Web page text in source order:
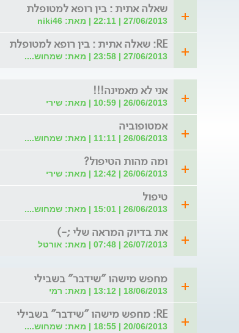
שאלה אתית : בין רופא למטופלת
27/06/2013 | 22:11 | מאת: niki46
RE: שאלה אתית : בין רופא למטופלת
27/06/2013 | 23:58 | מאת: שמחוש....
אני לא מאמינה!!!
26/06/2013 | 10:59 | מאת: שירי
אמטופוביה
26/06/2013 | 11:11 | מאת: שמחוש....
ומה מהות הטיפול?
26/06/2013 | 12:42 | מאת: שירי
טיפול
26/06/2013 | 15:01 | מאת: שמחוש....
את בדיוק המראה שלי ;-)
26/07/2013 | 07:48 | מאת: אורטל
מחפש מישהו "שידבר" בשבילי
18/06/2013 | 13:12 | מאת: רמי
RE: מחפש מישהו "שידבר" בשבילי
20/06/2013 | 18:55 | מאת: שמחוש....